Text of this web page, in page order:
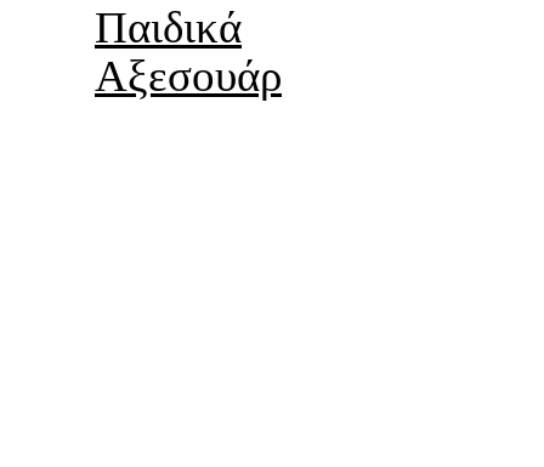
Παιδικά
Αξεσουάρ